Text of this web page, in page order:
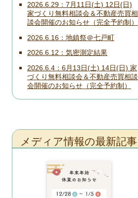
2026.6.29
7月11日(土) 12日(日)
家づくり無料相談会＆不動産売買相
談会開催のお知らせ（完全予約制）
2026.6.16
地鎮祭＠七戸町
2026.6.12
気密測定結果
2026.6.4
6月13日(土) 14日(日) 家
づくり無料相談会＆不動産売買相談
会開催のお知らせ（完全予約制）
メディア情報の最新記事